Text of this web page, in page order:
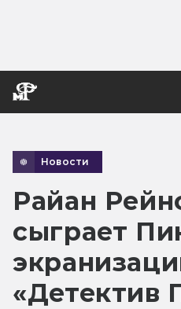
Новости
Райан
сыграет
«Детектив